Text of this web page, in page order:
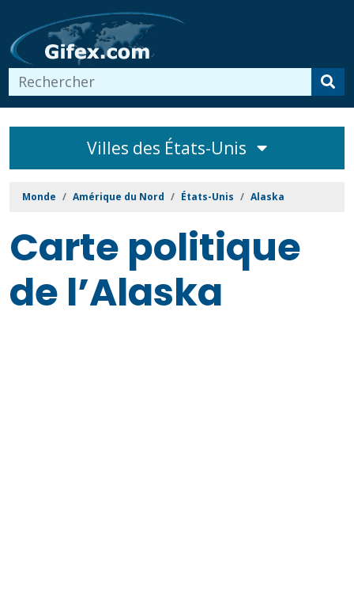
Villes des États-Unis
Monde Amérique du Nord États-Unis Alaska
Carte politique
de l’Alaska